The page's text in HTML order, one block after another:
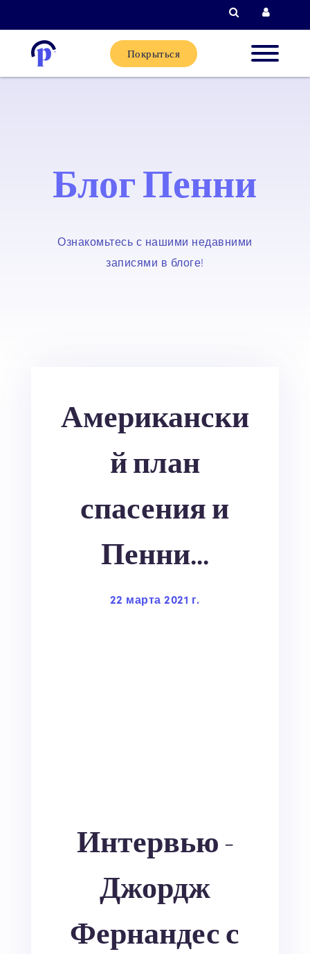
Поиск
Покрыться
клиенты
Блог Пенни
Ознакомьтесь с нашими недавними
записями в блоге!
Американски
й план
спасения и
Пенни...
22 марта 2021 г.
Интервью -
Джордж
Фернандес с